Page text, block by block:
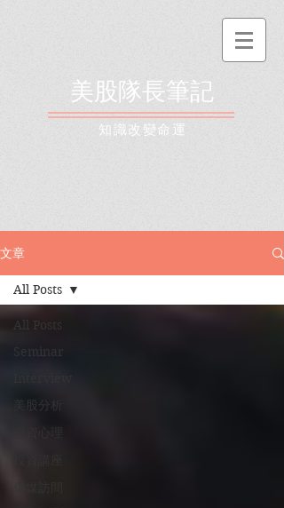
美股隊長筆記
​知識改變命運
文章
All Posts
Seminar
美股分析
投資心理
All Posts